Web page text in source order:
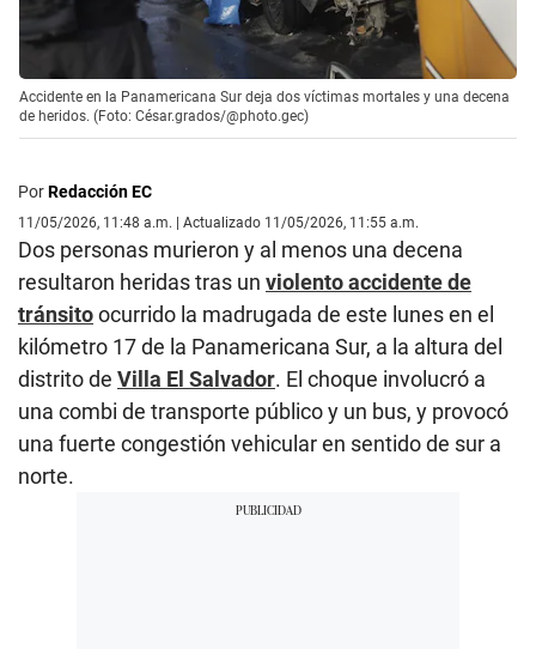
Accidente en la Panamericana Sur deja dos víctimas mortales y una decena
de heridos. (Foto: César.grados/@photo.gec)
PorRedacción EC
11/05/2026, 11:48 a.m. | Actualizado 11/05/2026, 11:55 a.m.
Dos personas murieron y al menos una decena
resultaron heridas tras un violento accidente de
tránsitoocurrido la madrugada de este lunes en el
kilómetro 17 de la Panamericana Sur, a la altura del
distrito de Villa El Salvador. El choque involucró a
una combi de transporte público y un bus, y provocó
una fuerte congestión vehicular en sentido de sur a
norte.